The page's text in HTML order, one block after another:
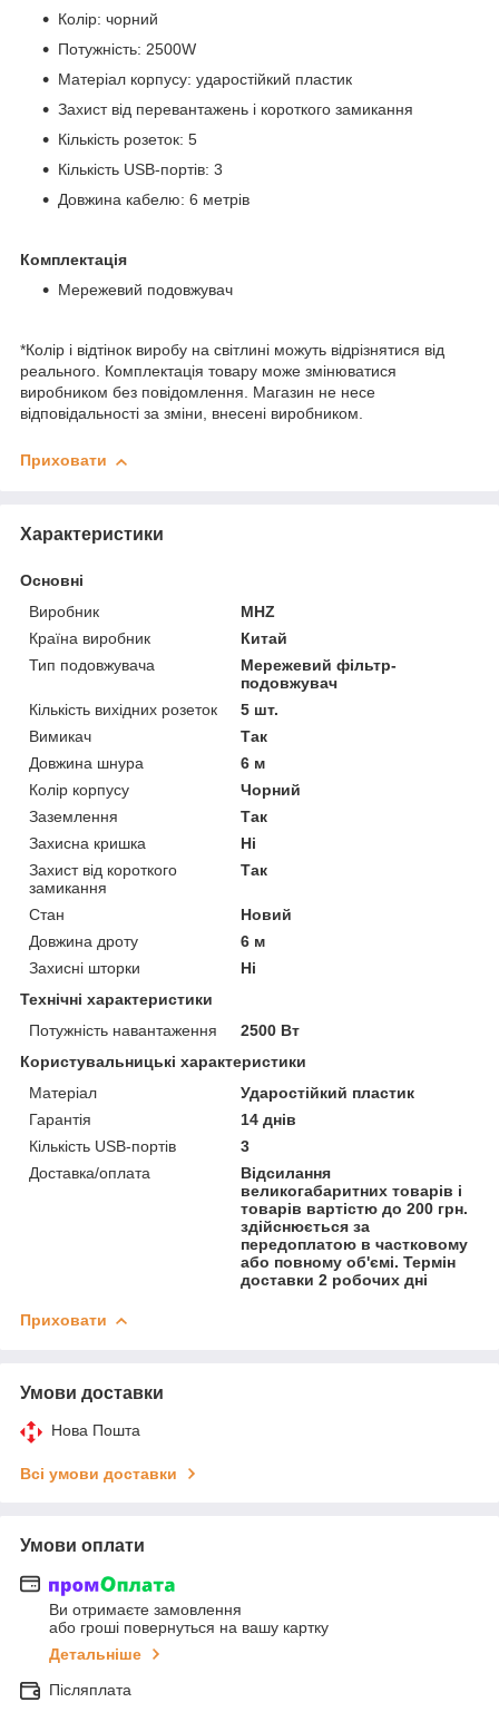
Колір: чорний
Потужність: 2500W
Матеріал корпусу: ударостійкий пластик
Захист від перевантажень і короткого замикання
Кількість розеток: 5
Кількість USB-портів: 3
Довжина кабелю: 6 метрів
Комплектація
Мережевий подовжувач
*Колір і відтінок виробу на світлині можуть відрізнятися від
реального. Комплектація товару може змінюватися
виробником без повідомлення. Магазин не несе
відповідальності за зміни, внесені виробником.
Приховати
Характеристики
Основні
Виробник
MHZ
Країна виробник
Китай
Тип подовжувача
Мережевий фільтр-
подовжувач
Кількість вихідних розеток
5 шт.
Вимикач
Так
Довжина шнура
6 м
Колір корпусу
Чорний
Заземлення
Так
Захисна кришка
Ні
Захист від короткого
замикання
Так
Стан
Новий
Довжина дроту
6 м
Захисні шторки
Ні
Технічні характеристики
Потужність навантаження
2500 Вт
Користувальницькі характеристики
Матеріал
Ударостійкий пластик
Гарантія
14 днів
Кількість USB-портів
3
Доставка/оплата
Відсилання
великогабаритних товарів і
товарів вартістю до 200 грн.
здійснюється за
передоплатою в частковому
або повному об'ємі. Термін
доставки 2 робочих дні
Приховати
Умови доставки
Нова Пошта
Всі умови доставки
Умови оплати
Ви отримаєте замовлення
або гроші повернуться на вашу картку
Детальніше
Післяплата